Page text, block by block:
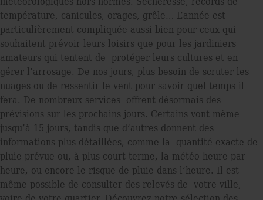
température, canicules, orages, grêle… L’année est
particulièrement compliquée aussi bien pour ceux qui
souhaitent prévoir leurs loisirs que pour les jardiniers
amateurs qui tentent de protéger leurs cultures et en
gérer l’arrosage. De nos jours, plus besoin de scruter les
nuages ou de ressentir le vent pour savoir quel temps il
fera. De nombreux services offrent désormais des
prévisions sur les prochains jours. Certains vont même
jusqu’à 15 jours, tandis que d’autres donnent des
informations plus détaillées, comme la quantité exacte de
pluie prévue ou, à plus court terme, la météo heure par
heure, ou encore le risque de pluie dans l’heure. Il est
même possible de consulter des relevés de votre ville,